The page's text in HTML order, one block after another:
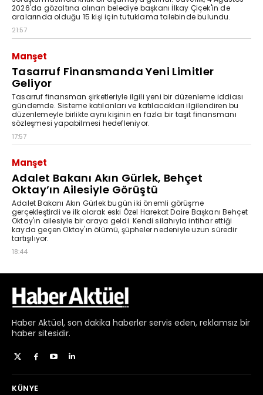
Haber Aktüel, son dakika haberler servis eden, reklamsız bir
haber sitesidir.
KÜNYE